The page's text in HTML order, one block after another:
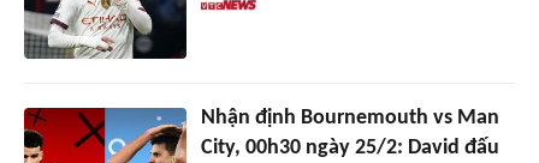
Nhận định Bournemouth vs Man
City, 00h30 ngày 25/2: David đấu